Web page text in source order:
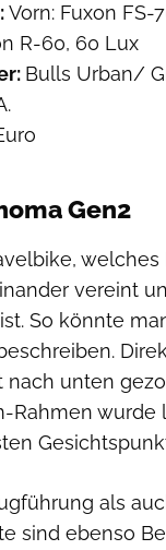
Vorn: Fuxon
R-60, 60 Lux
Bulls Urban/
Gen2
welches
vereint
So könnte
nach unten
Rahmen wurde
als
sind ebenso